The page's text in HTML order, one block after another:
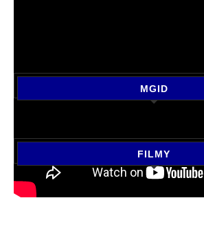
MGID
FILMY